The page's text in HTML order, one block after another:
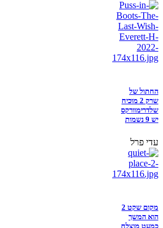
החתול של
שרק 2 מוכיח
שלדרימוורקס
יש 9 נשמות
עדי פרל
מקום שקט 2
הוא המשך
כמעט מוצלח